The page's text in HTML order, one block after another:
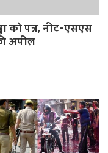
को पत्र, नीट-एसएस
अपील